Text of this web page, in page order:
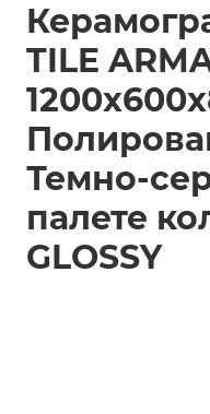
TILE
Темно-
палете
GLOSSY